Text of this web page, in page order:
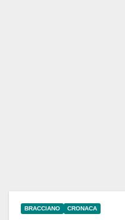
BRACCIANO CRONACA